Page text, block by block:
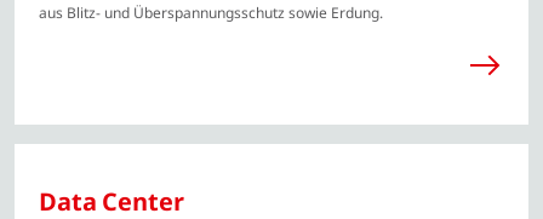
aus Blitz- und Überspannungsschutz sowie Erdung.
Data Center